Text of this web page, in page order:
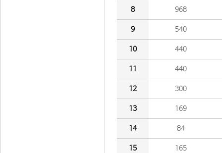
8 968
9 540
10 440
11 440
12 300
13 169
14 84
15 165